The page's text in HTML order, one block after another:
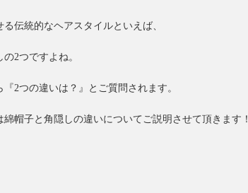
る伝統的なヘアスタイルといえば、
2つですよね。
2つの違いは？』とご質問されます。
綿帽子と角隠しの違いについてご説明させて頂きます！